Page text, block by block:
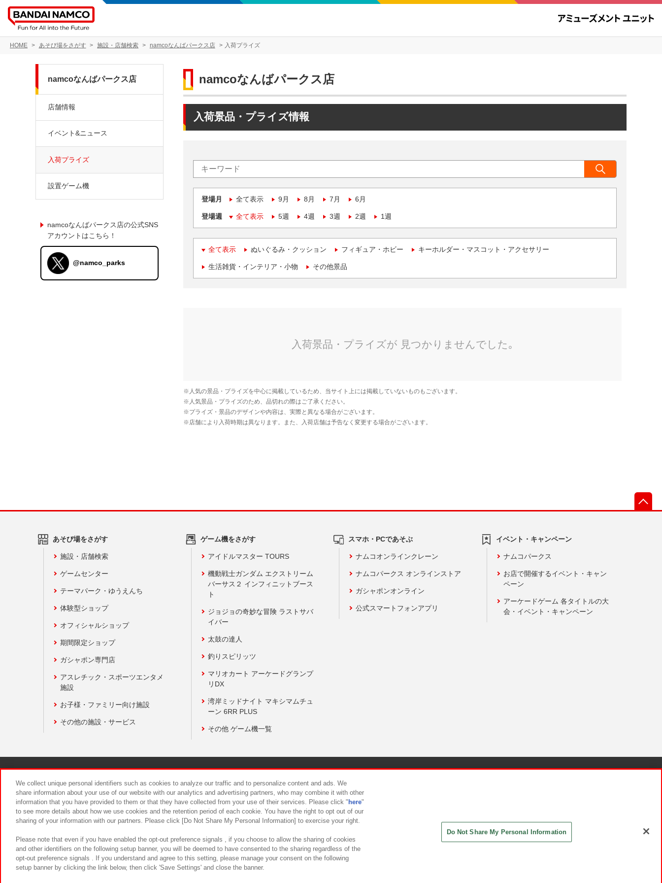
HOME あそび場をさがす 施設・店舗検索 namcoなんばパークス店 入荷プライズ
namcoなんばパークス店
入荷景品・プライズ情報
登場月 全て表示 9月 8月 7月 6月
登場週 全て表示 5週 4週 3週 2週 1週
全て表示 ぬいぐるみ・クッション フィギュア・ホビー キーホルダー・マスコット・アクセサリー
生活雑貨・インテリア・小物 その他景品
namcoなんばパークス店
店舗情報
イベント&ニュース
入荷プライズ
設置ゲーム機
namcoなんばパークス店の公式SNS
アカウントはこちら！
@namco_parks
あそび場をさがす
施設・店舗検索
ゲームセンター
テーマパーク・ゆうえんち
体験型ショップ
オフィシャルショップ
期間限定ショップ
ガシャポン専門店
アスレチック・スポーツエンタメ
施設
お子様・ファミリー向け施設
その他の施設・サービス
ゲーム機をさがす
アイドルマスター TOURS
機動戦士ガンダム エクストリーム
バーサス２ インフィニットブース
ト
ジョジョの奇妙な冒険 ラストサバ
イバー
太鼓の達人
釣りスピリッツ
マリオカート アーケードグランプ
リDX
湾岸ミッドナイト マキシマムチュ
ーン 6RR PLUS
その他 ゲーム機一覧
スマホ・PCであそぶ
ナムコオンラインクレーン
ナムコパークス オンラインストア
ガシャポンオンライン
公式スマートフォンアプリ
イベント・キャンペーン
ナムコパークス
お店で開催するイベント・キャン
ペーン
アーケードゲーム 各タイトルの大
会・イベント・キャンペーン
食品のご提供について カスタマーハラスメント対応方針
We collect unique personal identifiers such as cookies to analyze our traffic and to personalize content and ads. We
share information about your use of our website with our analytics and advertising partners, who may combine it with other
information that you have provided to them or that they have collected from your use of their services. Please click " here"
to see more details about how we use cookies and the retention period of each cookie. You have the right to opt out of our
sharing of your information with our partners. Please click [Do Not Share My Personal Information] to exercise your right.
Please note that even if you have enabled the opt-out preference signals , if you choose to allow the sharing of cookies
and other identifiers on the following setup banner, you will be deemed to have consented to the sharing regardless of the
opt-out preference signals . If you understand and agree to this setting, please manage your consent on the following
setup banner by clicking the link below, then click 'Save Settings' and close the banner.
Do Not Share My Personal Information